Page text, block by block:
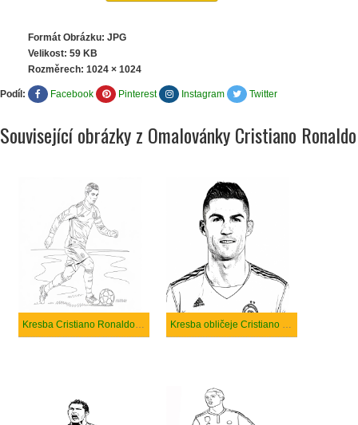
Formát Obrázku: JPG
Velikost: 59 KB
Rozměrech: 1024 × 1024
Podíl: Facebook Pinterest Instagram Twitter
Související obrázky z Omalovánky Cristiano Ronaldo
Kresba Cristiano Ronaldo je úžasná Kresba obličeje Cristiano Ronaldo